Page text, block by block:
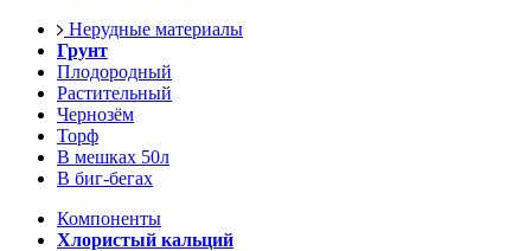
Нерудные материалы
Грунт
Плодородный
Растительный
Чернозём
Торф
В мешках 50л
В биг-бегах
Компоненты
Хлористый кальций